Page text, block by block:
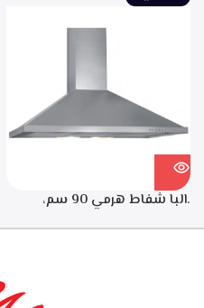
معدنيه لحجز الدهون من
الابخره، فلاتر كربونيه لتنقيه
.البا شفاط هرمي 90 سم،